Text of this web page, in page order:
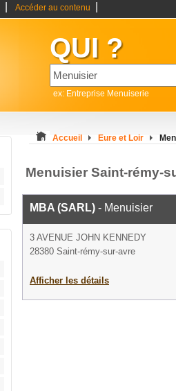
Accéder au contenu
QUI ?
ex: Entreprise Menuiserie
Accueil Eure et Loir
Menuisier Saint-rémy-
MBA (SARL) - Menuisier
3 AVENUE JOHN KENNEDY
28380 Saint-rémy-sur-avre
Afficher les détails